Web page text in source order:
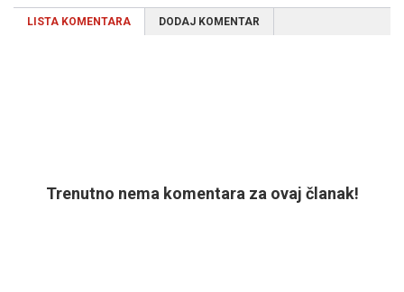
LISTA KOMENTARA DODAJ KOMENTAR
Trenutno nema komentara za ovaj članak!